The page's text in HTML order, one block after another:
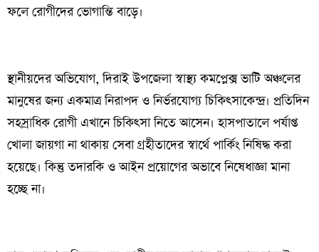
ফলে রোগীদের ভোগান্তি বাড়ে।
স্থানীয়দের অভিযোগ, দিরাই উপজেলা স্বাস্থ্য কমপ্লেক্স ভাটি অঞ্চলের
মানুষের জন্য একমাত্র নিরাপদ ও নির্ভরযোগ্য চিকিৎসাকেন্দ্র। প্রতিদিন
সহস্রাধিক রোগী এখানে চিকিৎসা নিতে আসেন। হাসপাতালে পর্যাপ্ত
খোলা জায়গা না থাকায় সেবা গ্রহীতাদের স্বার্থে পার্কিং নিষিদ্ধ করা
হয়েছে। কিন্তু তদারকি ও আইন প্রয়োগের অভাবে নিষেধাজ্ঞা মানা
হচ্ছে না।